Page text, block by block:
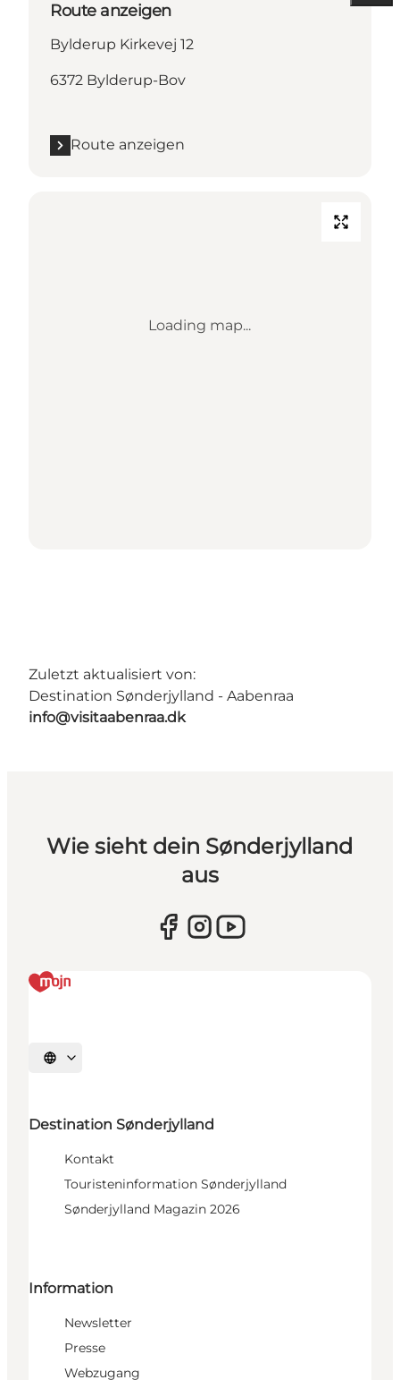
Route anzeigen
Bylderup Kirkevej 12
6372 Bylderup-Bov
Route anzeigen
Loading map...
Zuletzt aktualisiert von:
Destination Sønderjylland - Aabenraa
info@visitaabenraa.dk
Wie sieht dein Sønderjylland
aus
Sprache auswählen
Destination Sønderjylland
Kontakt
Touristeninformation Sønderjylland
Sønderjylland Magazin 2026
Information
Newsletter
Presse
Webzugang